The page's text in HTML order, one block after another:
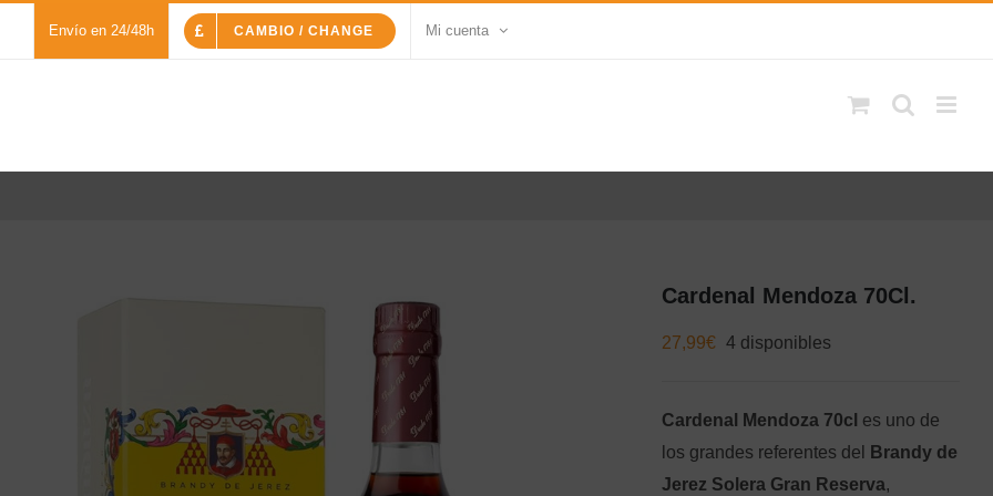
Envío en 24/48h CAMBIO / CHANGE Mi cuenta
Cardenal Mendoza 70Cl.
27,99€ 4 disponibles
Cardenal Mendoza 70cl es uno de
los grandes referentes del
Brandy de
Jerez Solera Gran Reserva,